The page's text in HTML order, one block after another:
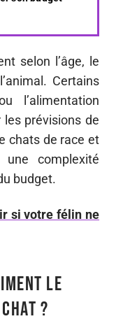
selon l’âge, le
Certains
l’alimentation
les prévisions de
chats de race et
complexité
budget.
si votre félin ne
le
?